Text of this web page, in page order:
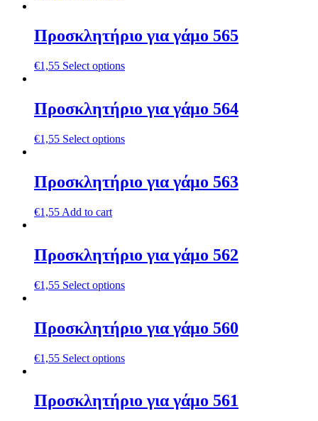
Προσκλητήριο για γάμο 565
€1,55 Select options
Προσκλητήριο για γάμο 564
€1,55 Select options
Προσκλητήριο για γάμο 563
€1,55 Add to cart
Προσκλητήριο για γάμο 562
€1,55 Select options
Προσκλητήριο για γάμο 560
€1,55 Select options
Προσκλητήριο για γάμο 561